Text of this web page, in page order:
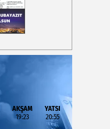
AKŞAM
19:23
YATSI
20:55